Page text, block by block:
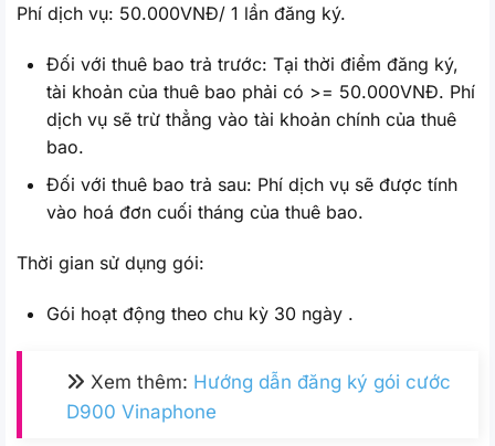
Phí dịch vụ: 50.000VNĐ/ 1 lần đăng ký.
Đối với thuê bao trả trước: Tại thời điểm đăng ký,
tài khoản của thuê bao phải có >= 50.000VNĐ. Phí
dịch vụ sẽ trừ thẳng vào tài khoản chính của thuê
bao.
Đối với thuê bao trả sau: Phí dịch vụ sẽ được tính
vào hoá đơn cuối tháng của thuê bao.
Thời gian sử dụng gói:
Gói hoạt động theo chu kỳ 30 ngày .
Xem thêm: Hướng dẫn đăng ký gói cước
D900 Vinaphone